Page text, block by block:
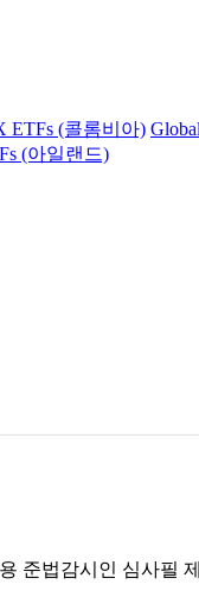
ETFs (콜롬비아)
(아일랜드)
준법감시인 심사필